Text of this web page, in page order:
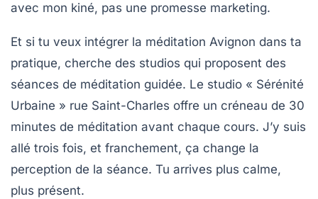
avec mon kiné, pas une promesse marketing.
Et si tu veux intégrer la méditation Avignon dans ta
pratique, cherche des studios qui proposent des
séances de méditation guidée. Le studio « Sérénité
Urbaine » rue Saint-Charles offre un créneau de 30
minutes de méditation avant chaque cours. J’y suis
allé trois fois, et franchement, ça change la
perception de la séance. Tu arrives plus calme,
plus présent.